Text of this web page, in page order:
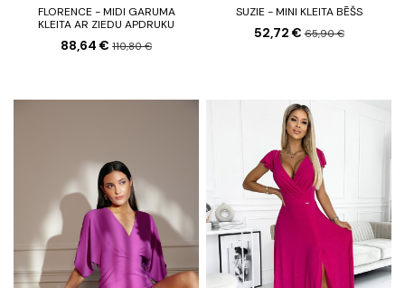
FLORENCE - MIDI GARUMA
KLEITA AR ZIEDU APDRUKU
88,64 € 110,80 €
SUZIE - MINI KLEITA BĒŠS
52,72 €65,90 €